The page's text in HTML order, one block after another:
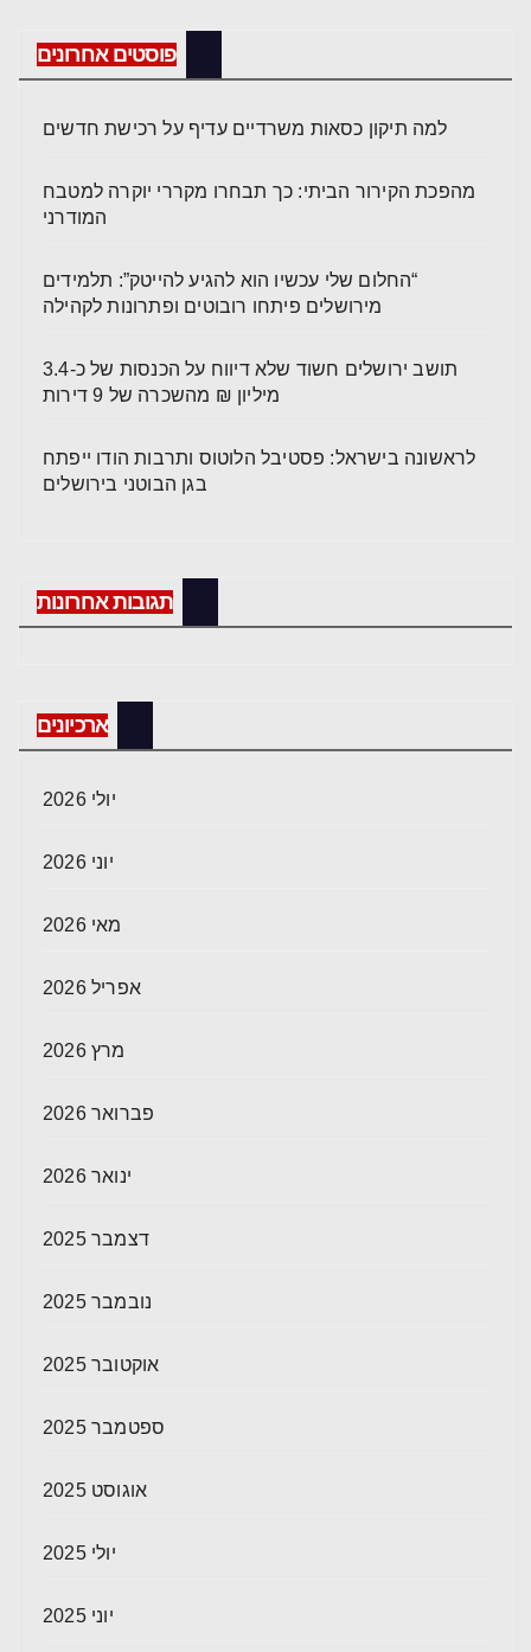
פוסטים אחרונים
למה תיקון כסאות משרדיים עדיף על רכישת חדשים
מהפכת הקירור הביתי: כך תבחרו מקררי יוקרה למטבח
המודרני
“החלום שלי עכשיו הוא להגיע להייטק”: תלמידים
מירושלים פיתחו רובוטים ופתרונות לקהילה
תושב ירושלים חשוד שלא דיווח על הכנסות של כ-3.4
מיליון ₪ מהשכרה של 9 דירות
לראשונה בישראל: פסטיבל הלוטוס ותרבות הודו ייפתח
בגן הבוטני בירושלים
תגובות אחרונות
ארכיונים
יולי 2026
יוני 2026
מאי 2026
אפריל 2026
מרץ 2026
פברואר 2026
ינואר 2026
דצמבר 2025
נובמבר 2025
אוקטובר 2025
ספטמבר 2025
אוגוסט 2025
יולי 2025
יוני 2025